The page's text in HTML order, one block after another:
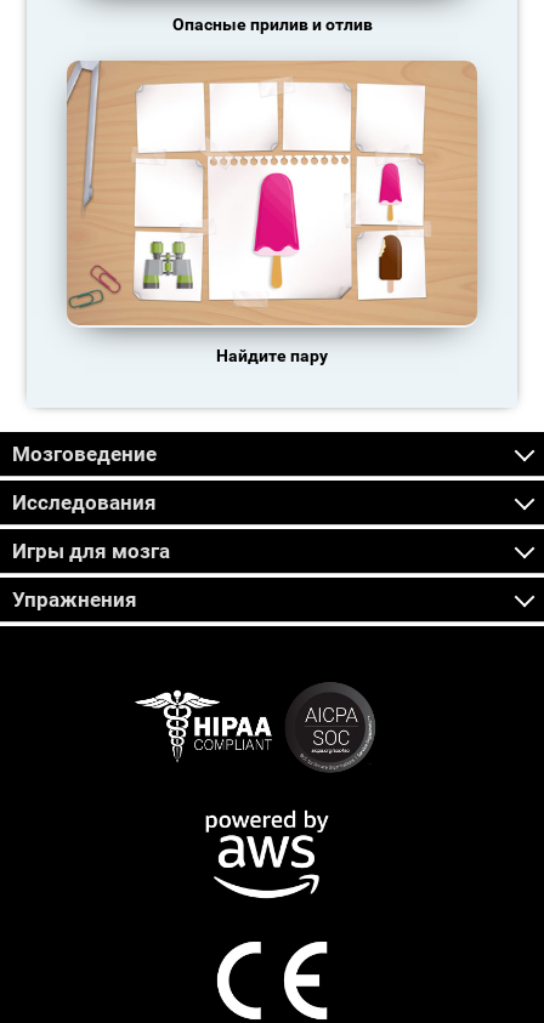
Опасные прилив и отлив
Найдите пару
Мозговедение
Исследования
Игры для мозга
Упражнения